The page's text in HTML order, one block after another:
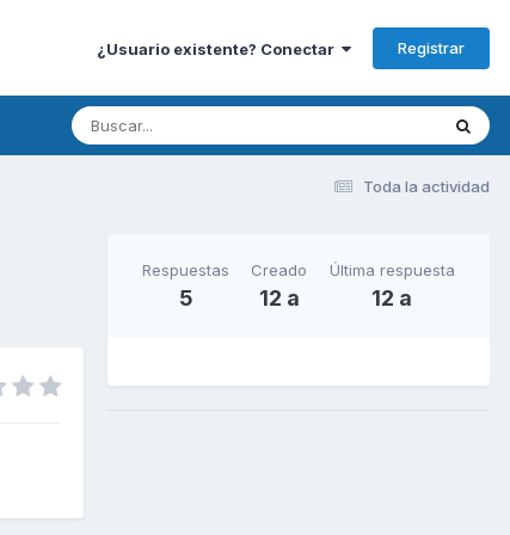
¿Usuario existente? Conectar Registrar
Toda la actividad
Respuestas
5
Creado
12 a
Última respuesta
12 a